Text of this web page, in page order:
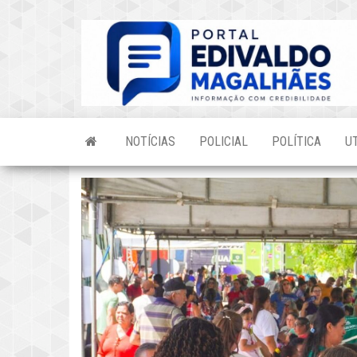
NOTÍCIAS POLICIAL POLÍTICA